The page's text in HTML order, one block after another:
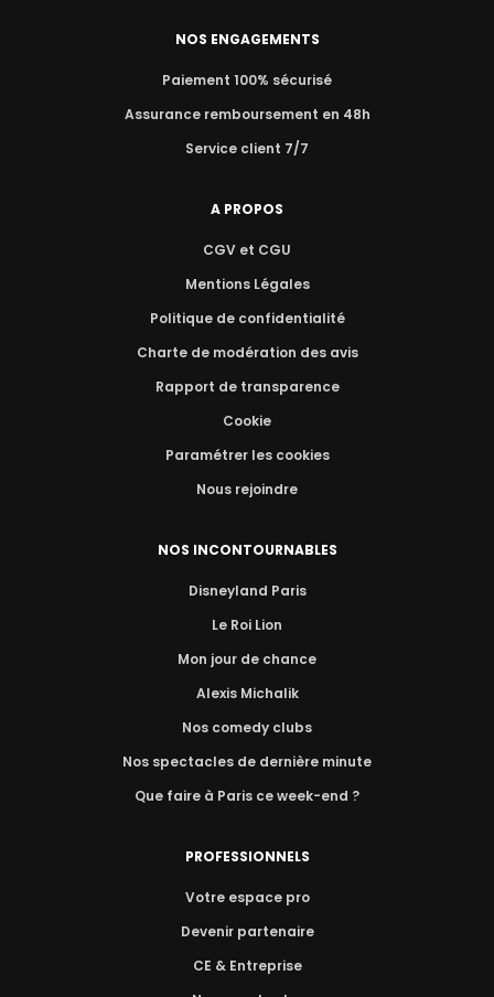
NOS ENGAGEMENTS
Paiement 100% sécurisé
Assurance remboursement en 48h
Service client 7/7
A PROPOS
CGV et CGU
Mentions Légales
Politique de confidentialité
Charte de modération des avis
Rapport de transparence
Cookie
Paramétrer les cookies
Nous rejoindre
NOS INCONTOURNABLES
Disneyland Paris
Le Roi Lion
Mon jour de chance
Alexis Michalik
Nos comedy clubs
Nos spectacles de dernière minute
Que faire à Paris ce week-end ?
PROFESSIONNELS
Votre espace pro
Devenir partenaire
CE & Entreprise